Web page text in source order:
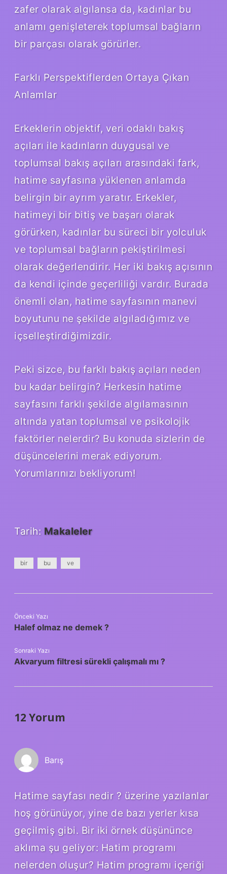
zafer olarak algılansa da, kadınlar bu
anlamı genişleterek toplumsal bağların
bir parçası olarak görürler.
Farklı Perspektiflerden Ortaya Çıkan
Anlamlar
Erkeklerin objektif, veri odaklı bakış
açıları ile kadınların duygusal ve
toplumsal bakış açıları arasındaki fark,
hatime sayfasına yüklenen anlamda
belirgin bir ayrım yaratır. Erkekler,
hatimeyi bir bitiş ve başarı olarak
görürken, kadınlar bu süreci bir yolculuk
ve toplumsal bağların pekiştirilmesi
olarak değerlendirir. Her iki bakış açısının
da kendi içinde geçerliliği vardır. Burada
önemli olan, hatime sayfasının manevi
boyutunu ne şekilde algıladığımız ve
içselleştirdiğimizdir.
Peki sizce, bu farklı bakış açıları neden
bu kadar belirgin? Herkesin hatime
sayfasını farklı şekilde algılamasının
altında yatan toplumsal ve psikolojik
faktörler nelerdir? Bu konuda sizlerin de
düşüncelerini merak ediyorum.
Yorumlarınızı bekliyorum!
Tarih: Makaleler
bir bu ve
Önceki Yazı
Halef olmaz ne demek ?
Sonraki Yazı
Akvaryum filtresi sürekli çalışmalı mı ?
12 Yorum
Barış
Hatime sayfası nedir ? üzerine yazılanlar
hoş görünüyor, yine de bazı yerler kısa
geçilmiş gibi. Bir iki örnek düşününce
aklıma şu geliyor: Hatim programı
nelerden oluşur? Hatim programı içeriği